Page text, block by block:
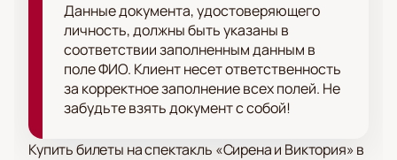
Данные документа, удостоверяющего
личность, должны быть указаны в
соответствии заполненным данным в
поле ФИО. Клиент несет ответственность
за корректное заполнение всех полей. Не
забудьте взять документ с собой!
Купить билеты на спектакль «Сирена и Виктория» в